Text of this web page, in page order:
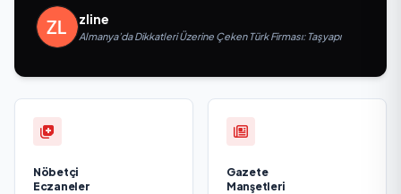
zline
Almanya’da Dikkatleri Üzerine Çeken Türk Firması: Taşyapı
Nöbetçi
Eczaneler
Gazete
Manşetleri